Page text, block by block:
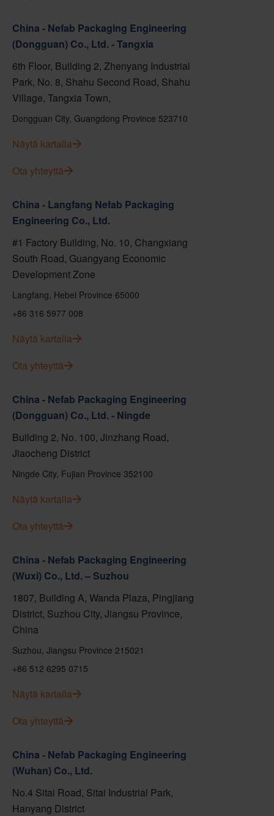
China - Nefab Packaging Engineering
(Dongguan) Co., Ltd. - Tangxia
6th Floor, Building 2, Zhenyang Industrial
Park, No. 8, Shahu Second Road, Shahu
Village, Tangxia Town,
Dongguan City, Guangdong Province 523710
Näytä kartalla
Ota yhteyttä
China - Langfang Nefab Packaging
Engineering Co., Ltd.
#1 Factory Building, No. 10, Changxiang
South Road, Guangyang Economic
Development Zone
Langfang, Hebei Province 65000
+86 316 5977 008
Näytä kartalla
Ota yhteyttä
China - Nefab Packaging Engineering
(Dongguan) Co., Ltd. - Ningde
Building 2, No. 100, Jinzhang Road,
Jiaocheng District
Ningde City, Fujian Province 352100
Näytä kartalla
Ota yhteyttä
China - Nefab Packaging Engineering
(Wuxi) Co., Ltd. – Suzhou
1807, Building A, Wanda Plaza, Pingjiang
District, Suzhou City, Jiangsu Province,
China
Suzhou, Jiangsu Province 215021
+86 512 6295 0715
Näytä kartalla
Ota yhteyttä
China - Nefab Packaging Engineering
(Wuhan) Co., Ltd.
No.4 Sitai Road, Sitai Industrial Park,
Hanyang District